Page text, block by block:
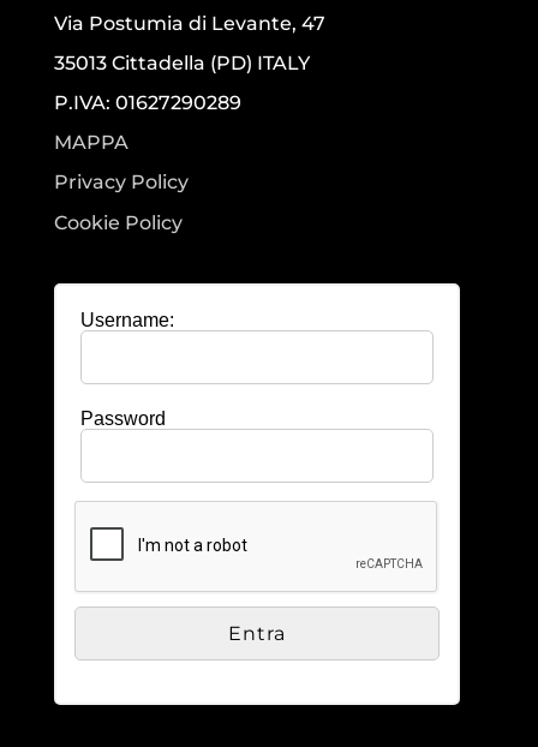
Via Postumia di Levante, 47
35013 Cittadella (PD) ITALY
P.IVA: 01627290289
MAPPA
Privacy Policy
Cookie Policy
Username:
Password